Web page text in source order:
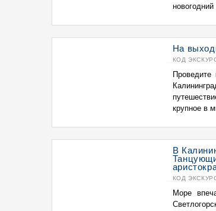
На
КОД
крупное в
В
КОД
Море